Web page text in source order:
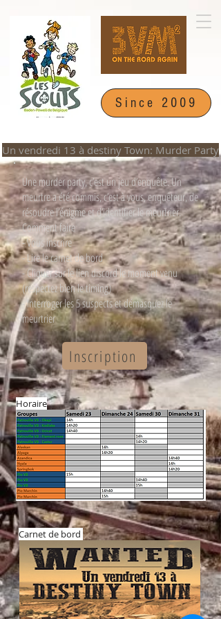
Since 2009
Un vendredi 13 à destiny Town: Murder Party
Une murder party, c’est un jeu d’enquête. Un
meurtre a été commis, c’est à vous, enquêteur, de
résoudre l’énigme et d’identifier le meurtrier.
Comment faire
- Vous inscrire
- Lire le carnet de bord
- Cliquer sur le lien discord le moment venu
(respectez bien le timing)
- Interroger les 5 suspects etdémasquez le
meurtrier
Inscription
Horaire
Carnet de bord